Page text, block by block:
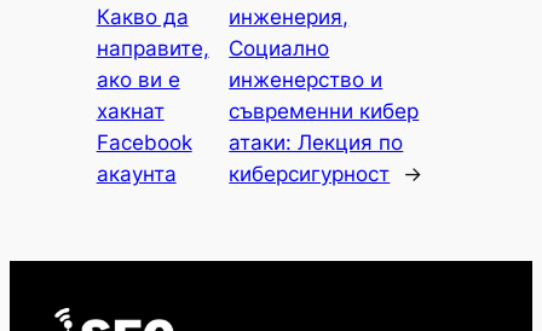
Какво да
направите,
ако ви е
хакнат
Facebook
акаунта
инженерия,
Социално
инженерство и
съвременни кибер
атаки: Лекция по
киберсигурност
→